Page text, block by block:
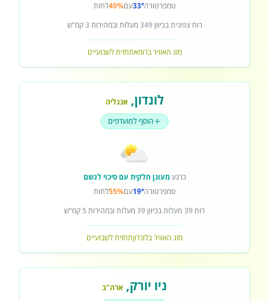
טמפרטורה33°עם40%לחות
רוחצפוניתבכיוון349מעלות ובמהירות 3קמ"ש
מזג האוויר ברומאתחזית לשבועיים
לונדון, אנגליה
הוסף למועדפים
כרגעמעונן חלקית עם סיכוי לגשם
טמפרטורה19°עם55%לחות
רוח 39 מעלות בכיוון39מעלות ובמהירות 5 קמ"ש
מזג האוויר בלונדוןתחזית לשבועיים
ניו יורק, ארה"ב